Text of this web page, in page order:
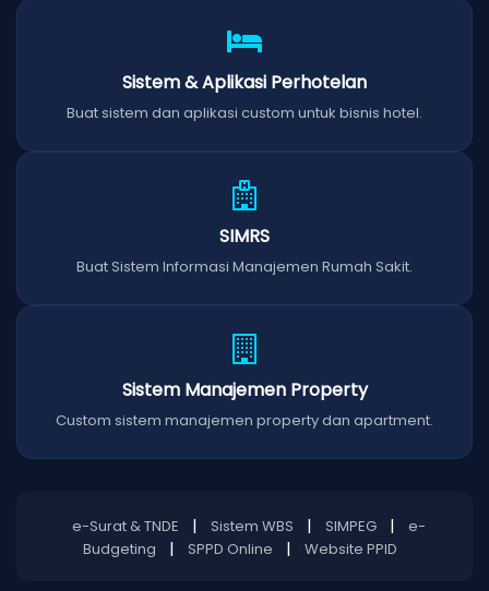
Sistem & Aplikasi Perhotelan
Buat sistem dan aplikasi custom untuk bisnis hotel.
SIMRS
Buat Sistem Informasi Manajemen Rumah Sakit.
Sistem Manajemen Property
Custom sistem manajemen property dan apartment.
e-Surat & TNDE | Sistem WBS | SIMPEG |
e-
Budgeting
| SPPD Online | Website PPID